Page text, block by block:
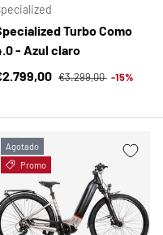
Turbo Como
- Azul claro
de ventaPrecio normal
€3.299,00 -15%
Agotado
Promo